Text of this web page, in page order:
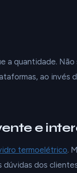
a quantidade.
ao invés
e
termoelétrico.
dos